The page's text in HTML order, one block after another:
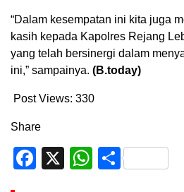
“Dalam kesempatan ini kita juga
kasih kepada Kapolres Rejang
yang telah bersinergi dalam
ini,” sampainya. (B.today)
Post Views: 330
Share
Facebook
X WhatsApp
Share